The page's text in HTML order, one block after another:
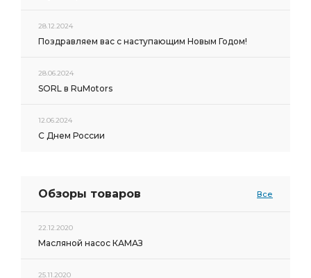
28.12.2024
Поздравляем вас с наступающим Новым Годом!
28.06.2024
SORL в RuMotors
12.06.2024
С Днем России
Обзоры товаров Все
22.12.2020
Масляной насос КАМАЗ
25.11.2020